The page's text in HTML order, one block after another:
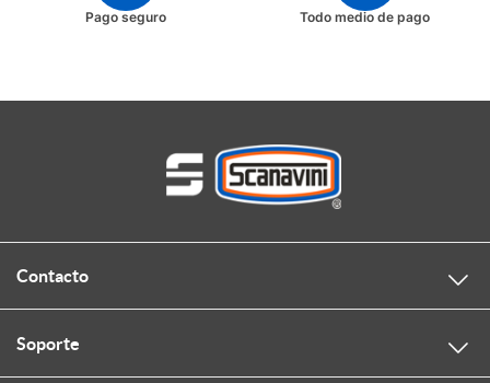
Pago seguro Todo medio de pago
Contacto
Soporte